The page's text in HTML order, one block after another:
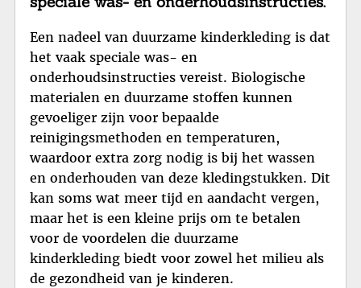
Een nadeel van duurzame kinderkleding is dat
het vaak speciale was- en
onderhoudsinstructies vereist. Biologische
materialen en duurzame stoffen kunnen
gevoeliger zijn voor bepaalde
reinigingsmethoden en temperaturen,
waardoor extra zorg nodig is bij het wassen
en onderhouden van deze kledingstukken. Dit
kan soms wat meer tijd en aandacht vergen,
maar het is een kleine prijs om te betalen
voor de voordelen die duurzame
kinderkleding biedt voor zowel het milieu als
de gezondheid van je kinderen.